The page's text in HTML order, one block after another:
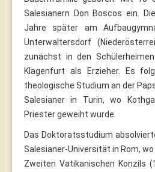
Salesianern Don Boscos ein.
Jahre später am
Unterwaltersdorf
zunächst in den
Klagenfurt als Erzieher. Es
theologische Studium an der
Salesianer in Turin, wo
Priester geweiht wurde.
Das Doktoratsstudium
Salesianer-Universität in Rom,
Zweiten Vatikanischen Konzils